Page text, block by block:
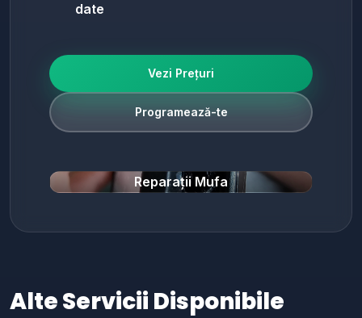
date
Vezi Prețuri
Programează-te
Reparații Mufa
Alte Servicii Disponibile